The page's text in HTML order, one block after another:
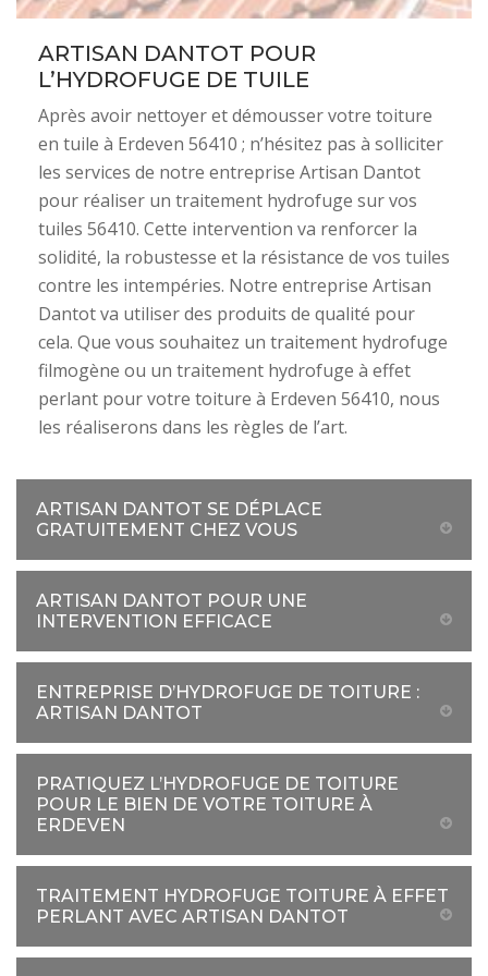
ARTISAN DANTOT POUR
L’HYDROFUGE DE TUILE
Après avoir nettoyer et démousser votre toiture
en tuile à Erdeven 56410 ; n’hésitez pas à solliciter
les services de notre entreprise Artisan Dantot
pour réaliser un traitement hydrofuge sur vos
tuiles 56410. Cette intervention va renforcer la
solidité, la robustesse et la résistance de vos tuiles
contre les intempéries. Notre entreprise Artisan
Dantot va utiliser des produits de qualité pour
cela. Que vous souhaitez un traitement hydrofuge
filmogène ou un traitement hydrofuge à effet
perlant pour votre toiture à Erdeven 56410, nous
les réaliserons dans les règles de l’art.
ARTISAN DANTOT SE DÉPLACE
GRATUITEMENT CHEZ VOUS
ARTISAN DANTOT POUR UNE
INTERVENTION EFFICACE
ENTREPRISE D’HYDROFUGE DE TOITURE :
ARTISAN DANTOT
PRATIQUEZ L’HYDROFUGE DE TOITURE
POUR LE BIEN DE VOTRE TOITURE À
ERDEVEN
TRAITEMENT HYDROFUGE TOITURE À EFFET
PERLANT AVEC ARTISAN DANTOT